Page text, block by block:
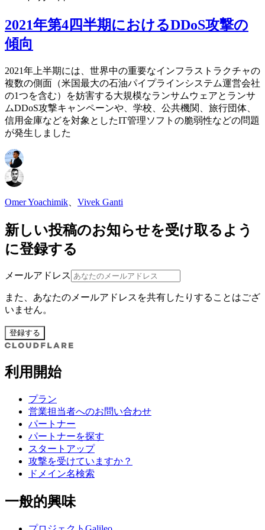
2021年第4四半期におけるDDoS攻撃の
傾向
2021年上半期には、世界中の重要なインフラストラクチャの
複数の側面（米国最大の石油パイプラインシステム運営会社
の1つを含む）を妨害する大規模なランサムウェアとランサ
ムDDoS攻撃キャンペーンや、学校、公共機関、旅行団体、
信用金庫などを対象としたIT管理ソフトの脆弱性などの問題
が発生しました
Omer Yoachimik Vivek Ganti
新しい投稿のお知らせを受け取るよう
に登録する
メールアドレス
また、あなたのメールアドレスを共有したりすることはござ
いません。
登録する
利用開始
プラン
営業担当者へのお問い合わせ
パートナー
パートナーを探す
スタートアップ
攻撃を受けていますか？
ドメイン名検索
一般的興味